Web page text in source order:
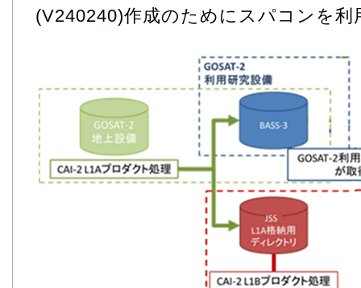
(V240240)作成のためにスパコンを利